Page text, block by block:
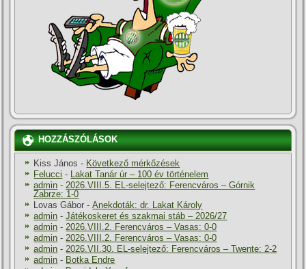
HOZZÁSZÓLÁSOK
Kiss János - Következő mérkőzések
Felucci - Lakat Tanár úr – 100 év történelem
admin -2026.VIII.5. EL-selejtező: Ferencváros – Górnik
Zabrze: 1-0
Lovas Gábor -Anekdoták: dr. Lakat Károly
admin -Játékoskeret és szakmai stáb – 2026/27
admin -2026.VIII.2. Ferencváros – Vasas: 0-0
admin -2026.VIII.2. Ferencváros – Vasas: 0-0
admin -2026.VII.30. EL-selejtező: Ferencváros – Twente: 2-2
admin - Botka Endre